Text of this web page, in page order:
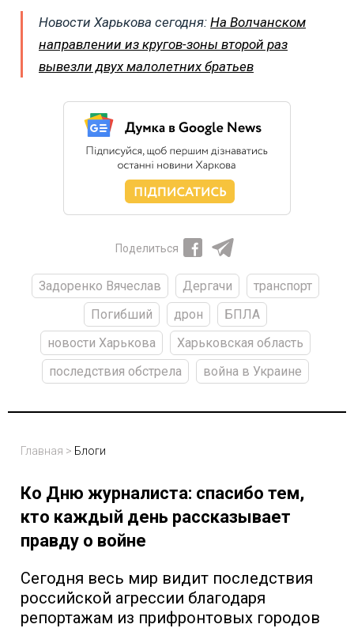
Новости Харькова сегодня: На Волчанском
направлении из кругов-зоны второй раз
вывезли двух малолетних братьев
Поделиться
Задоренко Вячеслав Дергачи
транспорт
Погибший
дрон
БПЛА
новости Харькова
Харьковская область
последствия обстрела
война в Украине
Главная > Блоги
Ко Дню журналиста: спасибо тем,
кто каждый день рассказывает
правду о войне
Сегодня весь мир видит последствия
российской агрессии благодаря
репортажам из прифронтовых городов